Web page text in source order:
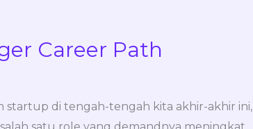
Career Path
startup di tengah-tengah kita akhir-akhir ini,